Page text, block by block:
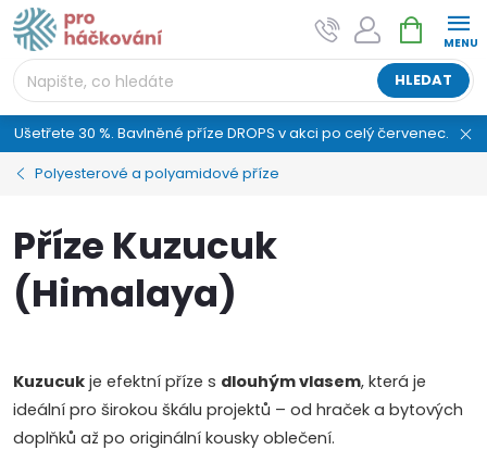
Přejít
na
obsah
HLEDAT
NÁKUPNÍ
KOŠÍK
Ušetřete 30 %. Bavlněné příze DROPS v akci po celý červenec.
Polyesterové a polyamidové příze
Příze Kuzucuk
(Himalaya)
Kuzucuk je efektní příze s dlouhým vlasem, která je
ideální pro širokou škálu projektů – od hraček a bytových
doplňků až po originální kousky oblečení.
AI asistent "pani Klubíčková" –
ProHackovani.cz
Jsme e-shop s více než osmiletou tradicí a máme pro
vás připraveno více než 25 tisíc produktů. Vše skladem,
připravené k odeslání.